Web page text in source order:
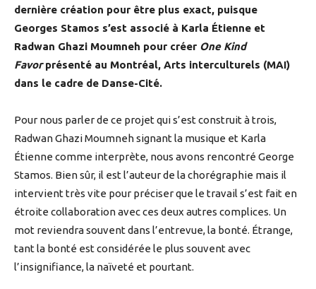
dernière création pour être plus exact, puisque
Georges Stamos s’est associé à Karla Étienne et
Radwan Ghazi Moumneh pour créer One Kind
Favorprésenté au Montréal, Arts interculturels (MAI)
dans le cadre de Danse-Cité.
Pour nous parler de ce projet qui s’est construit à trois,
Radwan Ghazi Moumneh signant la musique et Karla
Étienne comme interprète, nous avons rencontré George
Stamos. Bien sûr, il est l’auteur de la chorégraphie mais il
intervient très vite pour préciser que le travail s’est fait en
étroite collaboration avec ces deux autres complices. Un
mot reviendra souvent dans l’entrevue, la bonté. Étrange,
tant la bonté est considérée le plus souvent avec
l’insignifiance, la naïveté et pourtant.